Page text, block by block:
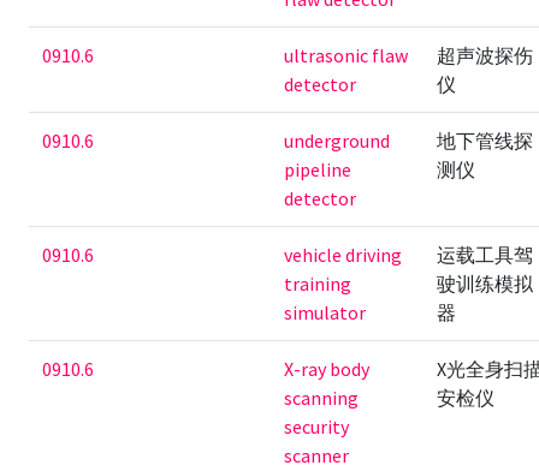
0910.6
ultrasonic flaw
detector
超声波探伤
仪
0910.6
underground
pipeline
detector
地下管线探
测仪
0910.6
vehicle driving
training
simulator
运载工具驾
驶训练模拟
器
0910.6
X-ray body
scanning
security
scanner
X光全身扫
安检仪